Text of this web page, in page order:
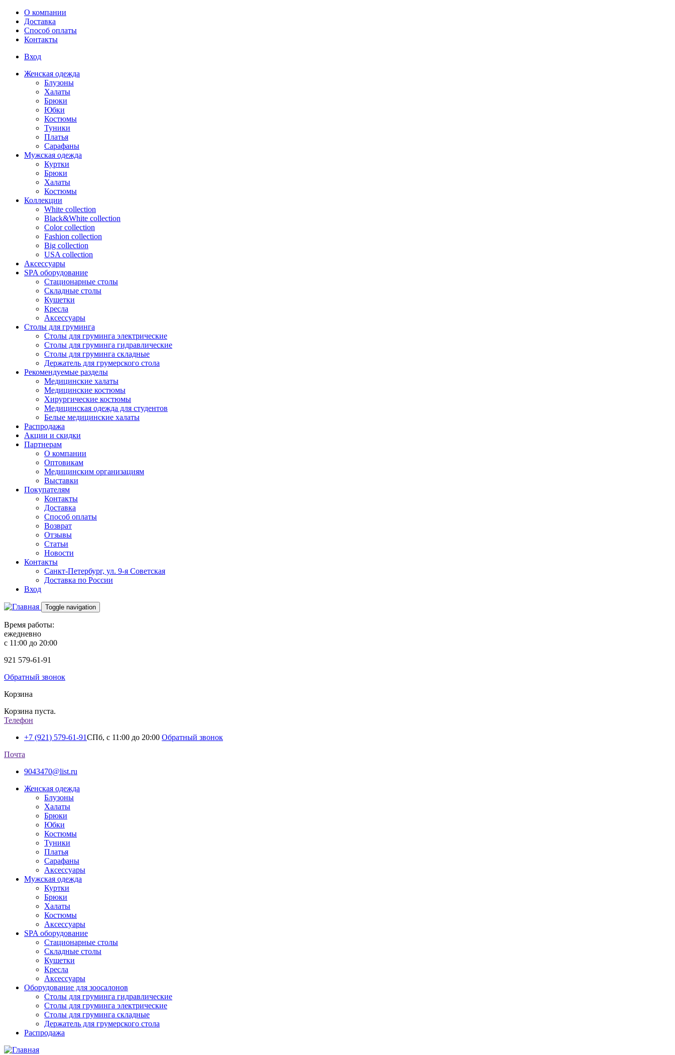
Перейти к основному содержанию
О компании
Доставка
Способ оплаты
Контакты
Вход
Женская одежда
Блузоны
Халаты
Брюки
Юбки
Костюмы
Туники
Платья
Сарафаны
Мужская одежда
Куртки
Брюки
Халаты
Костюмы
Коллекции
White collection
Black&White collection
Color collection
Fashion collection
Big collection
USA collection
Аксессуары
SPA оборудование
Стационарные столы
Складные столы
Кушетки
Кресла
Аксессуары
Столы для груминга
Столы для груминга электрические
Столы для груминга гидравлические
Столы для груминга складные
Держатель для грумерского стола
Рекомендуемые разделы
Медицинские халаты
Медицинские костюмы
Хирургические костюмы
Медицинская одежда для студентов
Белые медицинские халаты
Распродажа
Акции и скидки
Партнерам
О компании
Оптовикам
Медицинским организациям
Выставки
Покупателям
Контакты
Доставка
Способ оплаты
Возврат
Отзывы
Статьи
Новости
Контакты
Санкт-Петербург, ул. 9-я Советская
Доставка по России
Вход
Toggle navigation
Время работы:
ежедневно
с 11:00 до 20:00
921 579-61-91
Обратный звонок
Корзина
Корзина пуста.
Телефон
+7 (921) 579-61-91СПб, с 11:00 до 20:00 Обратный звонок
Почта
9043470@list.ru
Женская одежда
Блузоны
Халаты
Брюки
Юбки
Костюмы
Туники
Платья
Сарафаны
Аксессуары
Мужская одежда
Куртки
Брюки
Халаты
Костюмы
Аксессуары
SPA оборудование
Стационарные столы
Складные столы
Кушетки
Кресла
Аксессуары
Оборудование для зоосалонов
Столы для груминга гидравлические
Столы для груминга электрические
Столы для груминга складные
Держатель для грумерского стола
Распродажа